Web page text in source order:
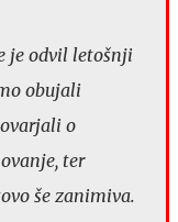
je odvil letošnji
obujali
o
ter
še zanimiva.